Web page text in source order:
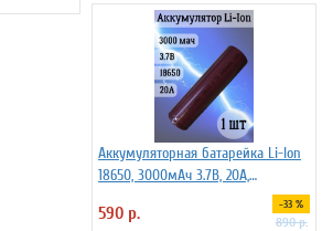
Аккумуляторная батарейка Li-Ion
18650, 3000мАч 3.7В, 20A,
высокомощный, незащищенный
590 р. -33 %
890 р.